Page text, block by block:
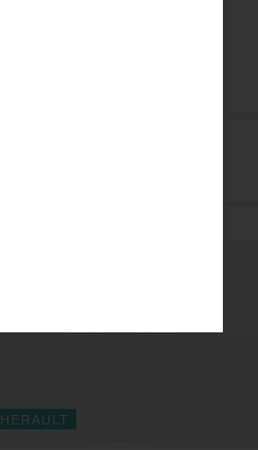
HERAULT